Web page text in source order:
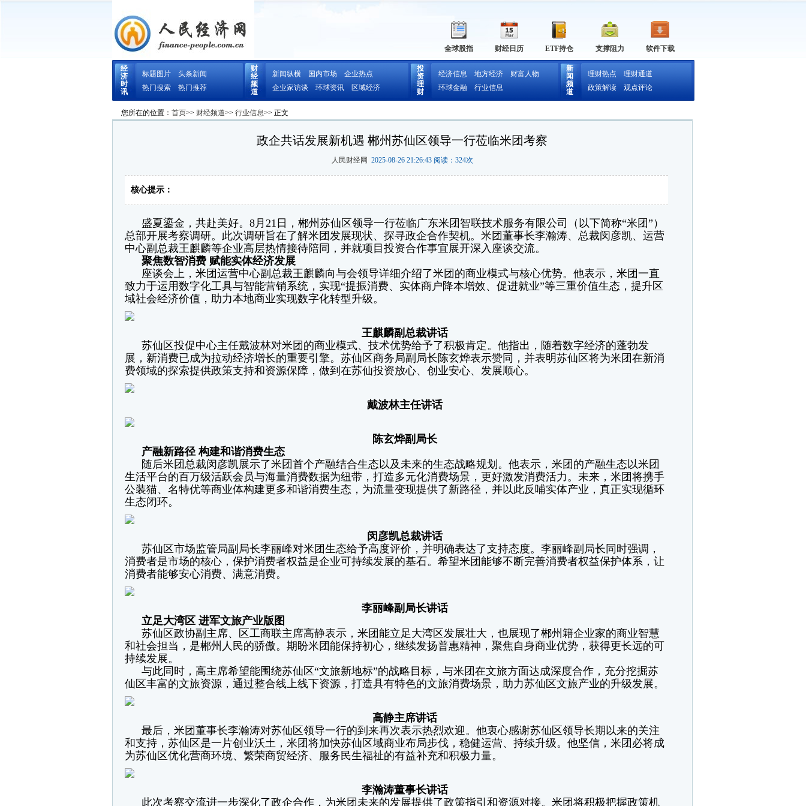
软件下载
支撑阻力
ETF持仓
财经日历
全球股指
经
济
时
讯
标题图片
头条新闻
热门搜索
热门推荐
财
经
频
道
新闻纵横 国内市场
企业热点
企业家访谈
环球资讯 区域经济
投
资
理
财
经济信息 地方经济
财富人物
环球金融
行业信息
新
闻
频
道
理财热点
理财通道
政策解读
观点评论
您所在的位置： 首页>> 财经频道>> 行业信息>> 正文
政企共话发展新机遇 郴州苏仙区领导一行莅临米团考察
人民财经网 2025-08-26 21:26:43 阅读： 324次
核心提示：
盛夏鎏金，共赴美好。8月21日，郴州苏仙区领导一行莅临广东米团智联技术服务有限公司（以下简称“米团”）
总部开展考察调研。此次调研旨在了解米团发展现状、探寻政企合作契机。米团董事长李瀚涛、总裁闵彦凯、运营
中心副总裁王麒麟等企业高层热情接待陪同，并就项目投资合作事宜展开深入座谈交流。
聚焦数智消费 赋能实体经济发展
座谈会上，米团运营中心副总裁王麒麟向与会领导详细介绍了米团的商业模式与核心优势。他表示，米团一直
致力于运用数字化工具与智能营销系统，实现“提振消费、实体商户降本增效、促进就业”等三重价值生态，提升区
域社会经济价值，助力本地商业实现数字化转型升级。
王麒麟副总裁讲话
苏仙区投促中心主任戴波林对米团的商业模式、技术优势给予了积极肯定。他指出，随着数字经济的蓬勃发
展，新消费已成为拉动经济增长的重要引擎。苏仙区商务局副局长陈玄烨表示赞同，并表明苏仙区将为米团在新消
费领域的探索提供政策支持和资源保障，做到在苏仙投资放心、创业安心、发展顺心。
戴波林主任讲话
陈玄烨副局长
产融新路径 构建和谐消费生态
随后米团总裁闵彦凯展示了米团首个产融结合生态以及未来的生态战略规划。他表示，米团的产融生态以米团
生活平台的百万级活跃会员与海量消费数据为纽带，打造多元化消费场景，更好激发消费活力。未来，米团将携手
公装猫、名特优等商业体构建更多和谐消费生态，为流量变现提供了新路径，并以此反哺实体产业，真正实现循环
生态闭环。
闵彦凯总裁讲话
苏仙区市场监管局副局长李丽峰对米团生态给予高度评价，并明确表达了支持态度。李丽峰副局长同时强调，
消费者是市场的核心，保护消费者权益是企业可持续发展的基石。希望米团能够不断完善消费者权益保护体系，让
消费者能够安心消费、满意消费。
李丽峰副局长讲话
立足大湾区 进军文旅产业版图
苏仙区政协副主席、区工商联主席高静表示，米团能立足大湾区发展壮大，也展现了郴州籍企业家的商业智慧
和社会担当，是郴州人民的骄傲。期盼米团能保持初心，继续发扬普惠精神，聚焦自身商业优势，获得更长远的可
持续发展。
与此同时，高主席希望能围绕苏仙区“文旅新地标”的战略目标，与米团在文旅方面达成深度合作，充分挖掘苏
仙区丰富的文旅资源，通过整合线上线下资源，打造具有特色的文旅消费场景，助力苏仙区文旅产业的升级发展。
高静主席讲话
最后，米团董事长李瀚涛对苏仙区领导一行的到来再次表示热烈欢迎。他衷心感谢苏仙区领导长期以来的关注
和支持，苏仙区是一片创业沃土，米团将加快苏仙区域商业布局步伐，稳健运营、持续升级。他坚信，米团必将成
为苏仙区优化营商环境、繁荣商贸经济、服务民生福祉的有益补充和积极力量。
李瀚涛董事长讲话
此次考察交流进一步深化了政企合作，为米团未来的发展提供了政策指引和资源对接。米团将积极把握政策机